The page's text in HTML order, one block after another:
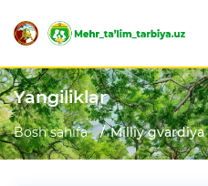
Yangiliklar
Bosh sahifa Milliy gvardiya